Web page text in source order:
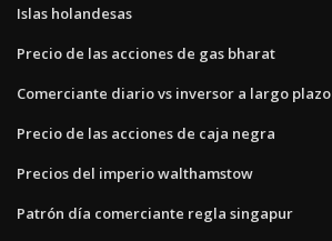
Islas holandesas
Precio de las acciones de gas bharat
Comerciante diario vs inversor a largo plazo
Precio de las acciones de caja negra
Precios del imperio walthamstow
Patrón día comerciante regla singapur